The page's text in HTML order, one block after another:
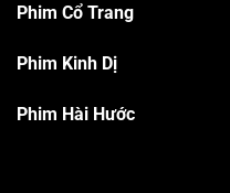
Phim Cổ Trang
Phim Kinh Dị
Phim Hài Hước